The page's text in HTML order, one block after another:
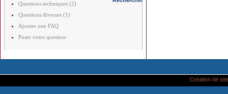
Questions techniques (2)
Questions diverses (1)
Ajouter une FAQ
Poser votre question
Création de